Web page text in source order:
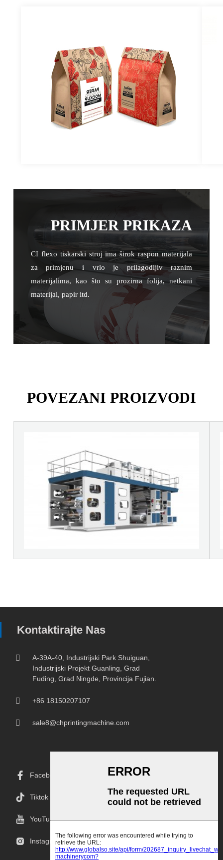
PRIMJER PRIKAZA
CI flexo tiskarski stroj ima širok raspon materijala
za primjenu i vrlo je prilagodljiv raznim
materijalima, kao što su prozirna folija, netkani
materijal, papir itd.
POVEZANI PROIZVODI
Kontaktirajte Nas
A-39A-40, Industrijski Park Shuiguan,
Industrijski Projekt Guanling, Grad
Fuding, Grad Ningde, Provincija Fujian.
+86 18150207107
sale8@chprintingmachine.com
Facebook
Tiktok
YouTube
Instagram